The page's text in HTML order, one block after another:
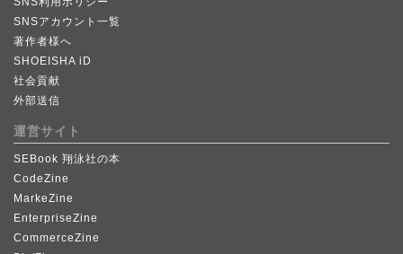
SNSアカウント一覧
著作者様へ
SHOEISHA iD
社会貢献
外部送信
運営サイト
SEBook 翔泳社の本
CodeZine
MarkeZine
EnterpriseZine
CommerceZine